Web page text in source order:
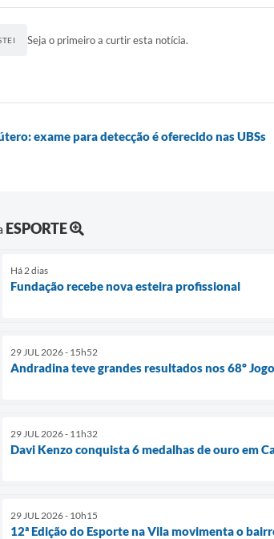
Seja o primeiro a curtir esta notícia.
exame para detecção é oferecido nas UBSs
ESPORTE
Há 2 dias
Fundação recebe nova esteira profissional
29 JUL 2026 - 15h52
Andradina teve grandes resultados nos 68º
29 JUL 2026 - 11h32
Davi Kenzo conquista 6 medalhas de ouro em
29 JUL 2026 - 10h15
12ª Edição do Esporte na Vila movimenta o